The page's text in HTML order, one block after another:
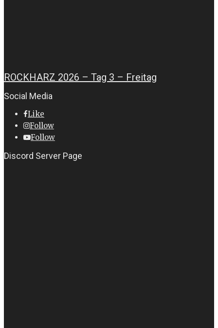
ROCKHARZ 2026 – Tag 3 – Freitag
Social Media
Like
Follow
Follow
Discord Server Page